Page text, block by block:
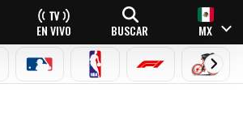
EN VIVO BUSCAR MX
MLB NBA FÓRMULA 1